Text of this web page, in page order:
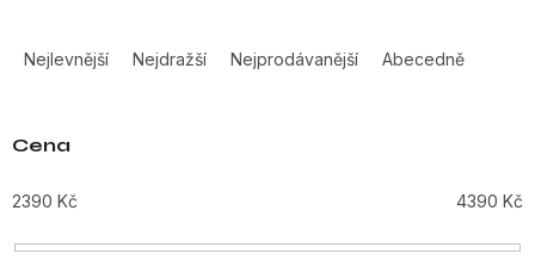
a
n
í
r
o
Nejlevnější Nejdražší Nejprodávanější Abecedně
Cena
2390 Kč 4390 Kč